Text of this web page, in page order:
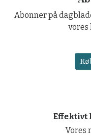
Abonner på
vores
Effektivt
Vores